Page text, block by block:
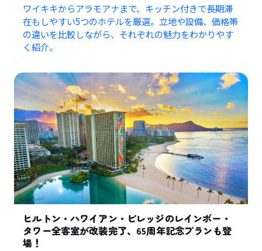
ワイキキからアラモアナまで、キッチン付きで長期滞
在もしやすい5つのホテルを厳選。立地や設備、価格帯
の違いを比較しながら、それぞれの魅力をわかりやす
く紹介。
ヒルトン・ハワイアン・ビレッジのレインボー・
タワー全客室が改装完了、65周年記念プランも登
場！